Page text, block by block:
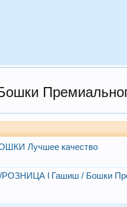
Лучшее качество
l Гашиш / Бошки